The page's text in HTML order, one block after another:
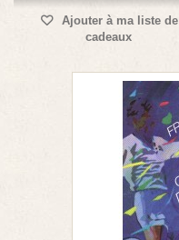
Ajouter à ma liste de
cadeaux